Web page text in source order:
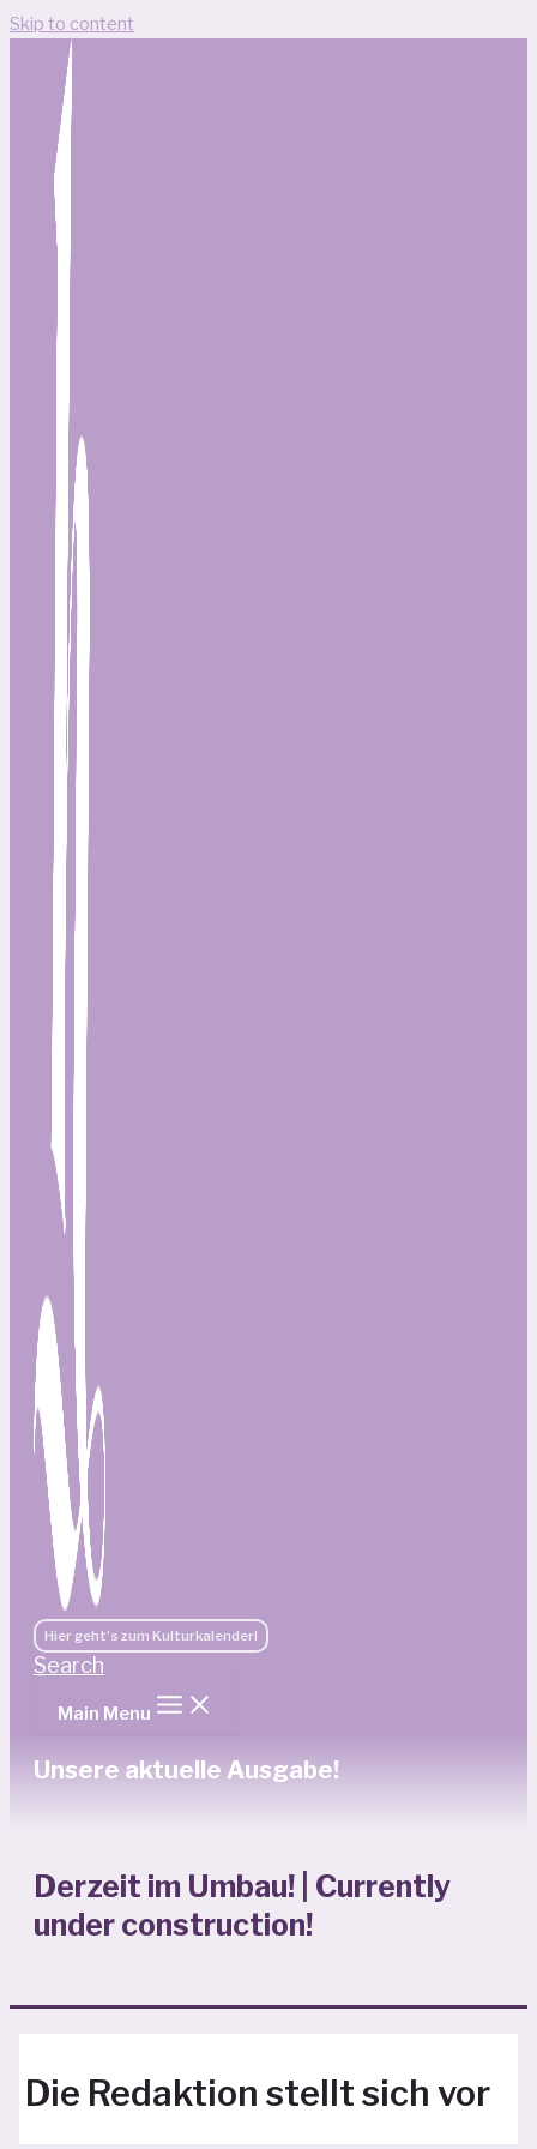
Skip to content
Hier geht's zum Kulturkalender!
Search
Main Menu
Unsere aktuelle Ausgabe!
Derzeit im Umbau! | Currently
under construction!
Die Redaktion stellt sich vor